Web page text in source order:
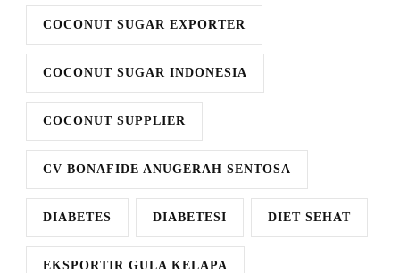
COCONUT SUGAR EXPORTER
COCONUT SUGAR INDONESIA
COCONUT SUPPLIER
CV BONAFIDE ANUGERAH SENTOSA
DIABETES DIABETESI DIET SEHAT
EKSPORTIR GULA KELAPA